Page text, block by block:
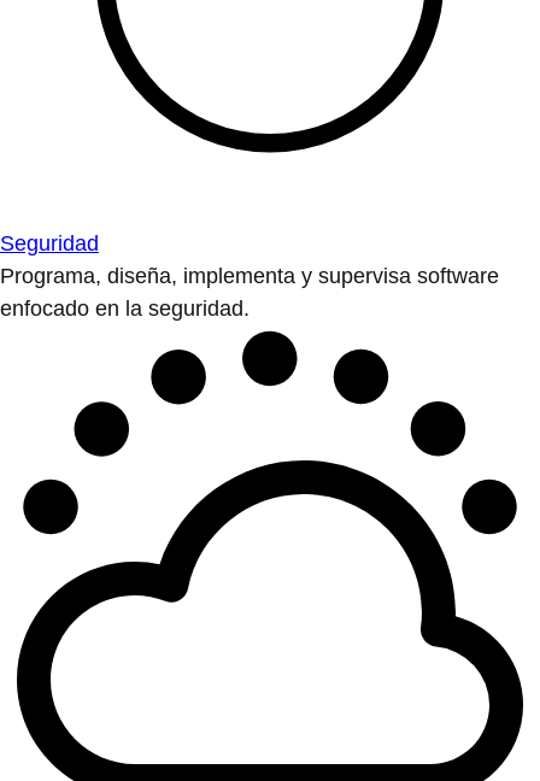
Edge computing
Implementa cargas de trabajo más cerca de la fuente
con el edge computing.
Explorar las soluciones
Soluciones por sector
Automotriz
Servicios financieros
Salud
Industrial
Medios de comunicación y entretenimiento